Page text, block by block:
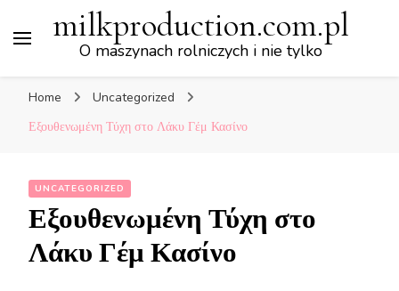
milkproduction.com.pl
O maszynach rolniczych i nie tylko
Home
Uncategorized
Εξουθενωμένη Τύχη στο Λάκυ Γέμ Κασίνο
UNCATEGORIZED
Εξουθενωμένη Τύχη στο
Λάκυ Γέμ Κασίνο